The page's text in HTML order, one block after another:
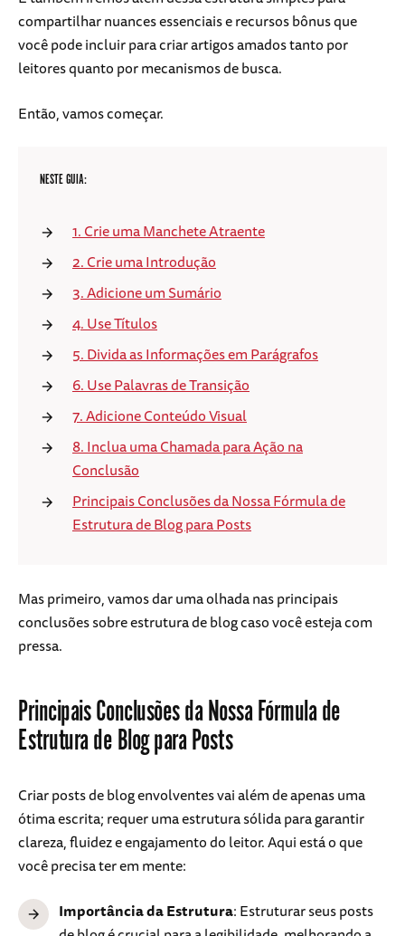
compartilhar nuances essenciais e recursos bônus que
você pode incluir para criar artigos amados tanto por
leitores quanto por mecanismos de busca.
Então, vamos começar.
NESTE GUIA:
1. Crie uma Manchete Atraente
2. Crie uma Introdução
3. Adicione um Sumário
4. Use Títulos
5. Divida as Informações em Parágrafos
6. Use Palavras de Transição
7. Adicione Conteúdo Visual
8. Inclua uma Chamada para Ação na
Conclusão
Principais Conclusões da Nossa Fórmula de
Estrutura de Blog para Posts
Mas primeiro, vamos dar uma olhada nas principais
conclusões sobre estrutura de blog caso você esteja com
pressa.
Principais Conclusões da Nossa Fórmula de
Estrutura de Blog para Posts
Criar posts de blog envolventes vai além de apenas uma
ótima escrita; requer uma estrutura sólida para garantir
clareza, fluidez e engajamento do leitor. Aqui está o que
você precisa ter em mente:
Importância da Estrutura: Estruturar seus posts